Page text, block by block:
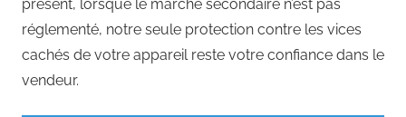
présent, lorsque le marché secondaire n’est pas
réglementé, notre seule protection contre les vices
cachés de votre appareil reste votre confiance dans le
vendeur.